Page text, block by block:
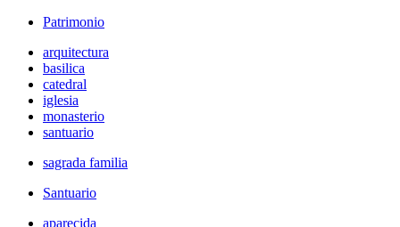
Patrimonio
arquitectura
basilica
catedral
iglesia
monasterio
santuario
sagrada familia
Santuario
aparecida